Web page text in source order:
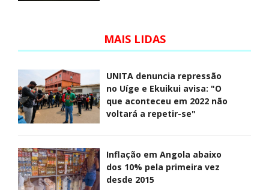
MAIS LIDAS
UNITA denuncia repressão
no Uíge e Ekuikui avisa: "O
que aconteceu em 2022 não
voltará a repetir-se"
Inflação em Angola abaixo
dos 10% pela primeira vez
desde 2015